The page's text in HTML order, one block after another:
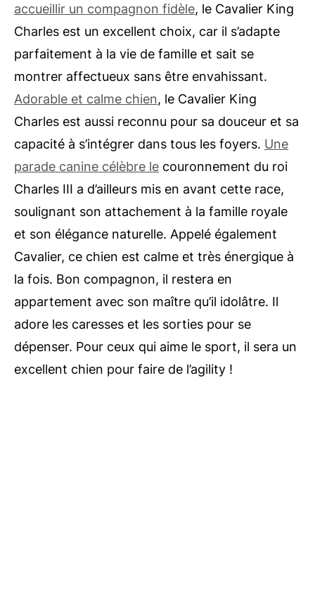
accueillir un compagnon fidèle, le Cavalier King
Charles est un excellent choix, car il s’adapte
parfaitement à la vie de famille et sait se
montrer affectueux sans être envahissant.
Adorable et calme chien, le Cavalier King
Charles est aussi reconnu pour sa douceur et sa
capacité à s’intégrer dans tous les foyers. Une
parade canine célèbre le couronnement du roi
Charles III a d’ailleurs mis en avant cette race,
soulignant son attachement à la famille royale
et son élégance naturelle. Appelé également
Cavalier, ce chien est calme et très énergique à
la fois. Bon compagnon, il restera en
appartement avec son maître qu’il idolâtre. Il
adore les caresses et les sorties pour se
dépenser. Pour ceux qui aime le sport, il sera un
excellent chien pour faire de l’agility !